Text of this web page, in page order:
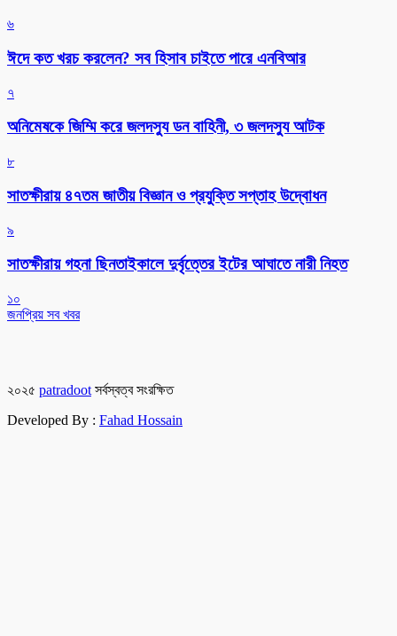
৬
ঈদে কত খরচ করলেন? সব হিসাব চাইতে পারে এনবিআর
৭
অনিমেষকে জিম্মি করে জলদস্যু ডন বাহিনী, ৩ জলদস্যু আটক
৮
সাতক্ষীরায় ৪৭তম জাতীয় বিজ্ঞান ও প্রযুক্তি সপ্তাহ উদ্বোধন
৯
সাতক্ষীরায় গহনা ছিনতাইকালে দুর্বৃত্তের ইটের আঘাতে নারী নিহত
১০
জনপ্রিয় সব খবর
২০২৫ patradoot সর্বস্বত্ব সংরক্ষিত
Developed By : Fahad Hossain